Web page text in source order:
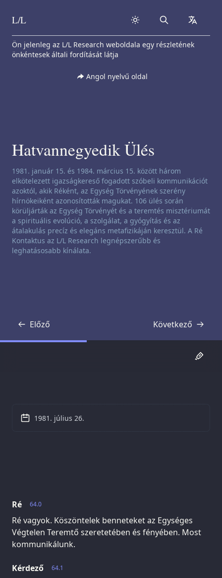
Skip to content
L/L Search
Ön jelenleg az L/L Research weboldala egy részletének
önkéntesek általi fordítását látja
Angol nyelvű oldal
Hatvannegyedik Ülés
Csatornázási nyilatkozat:
1981. január 15. és 1984. március 15. között három
elkötelezett igazságkereső fogadott szóbeli kommunikációt
azoktól, akik Réként, az Egység Törvényének szerény
hírnökeiként azonosították magukat. 106 ülés során
körüljárták az Egység Törvényét és a teremtés misztériumát
a spirituális evolúció, a szolgálat, a gyógyítás és az
átalakulás precíz és elegáns metafizikáján keresztül. A Ré
Kontaktus az L/L Research legnépszerűbb és
leghatásosabb kínálata.
Előző
Átirat Következő
Átirat
64.0
Ré
Ré vagyok. Köszöntelek benneteket az Egységes
Végtelen Teremtő szeretetében és fényében. Most
kommunikálunk.
64.1
Kérdező
1981. július 26.